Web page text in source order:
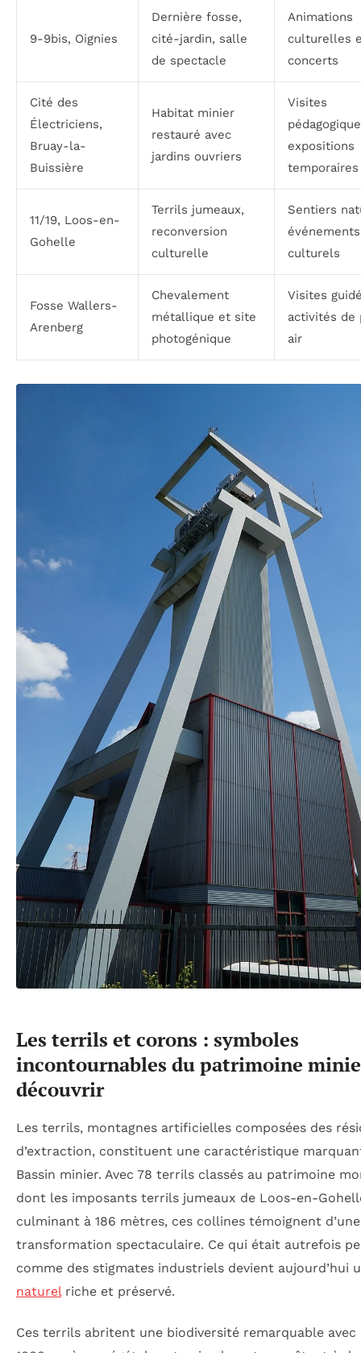
9-9bis, Oignies
Dernière fosse,
cité-jardin, salle
de spectacle
Animations
culturelles
concerts
Cité des
Électriciens,
Bruay-la-
Buissière
Habitat minier
restauré avec
jardins ouvriers
Visites
expositions
temporaires
11/19, Loos-en-
Gohelle
Terrils jumeaux,
reconversion
culturelle
Sentiers
événements
culturels
Fosse Wallers-
Arenberg
Chevalement
métallique et site
photogénique
Visites
activités de
air
Les terrils et corons : symboles
incontournables du patrimoine
découvrir
Les terrils, montagnes artificielles composées des
d’extraction, constituent une caractéristique
Bassin minier. Avec 78 terrils classés au patrimoine
dont les imposants terrils jumeaux de Loos-en-
culminant à 186 mètres, ces collines témoignent d’une
transformation spectaculaire. Ce qui était autrefois
comme des stigmates industriels devient aujourd’hui
naturelriche et préservé.
Ces terrils abritent une biodiversité remarquable avec